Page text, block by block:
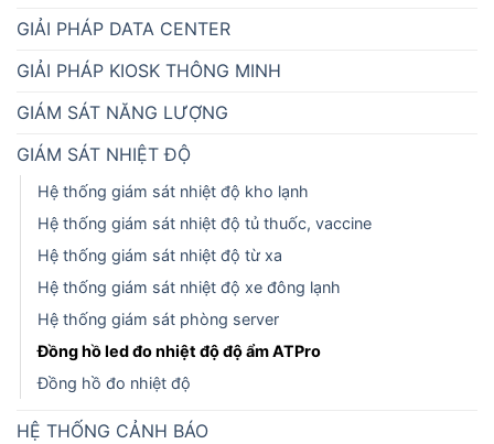
GIẢI PHÁP DATA CENTER
GIẢI PHÁP KIOSK THÔNG MINH
GIÁM SÁT NĂNG LƯỢNG
GIÁM SÁT NHIỆT ĐỘ
Hệ thống giám sát nhiệt độ kho lạnh
Hệ thống giám sát nhiệt độ tủ thuốc, vaccine
Hệ thống giám sát nhiệt độ từ xa
Hệ thống giám sát nhiệt độ xe đông lạnh
Hệ thống giám sát phòng server
Đồng hồ led đo nhiệt độ độ ẩm ATPro
Đồng hồ đo nhiệt độ
HỆ THỐNG CẢNH BÁO